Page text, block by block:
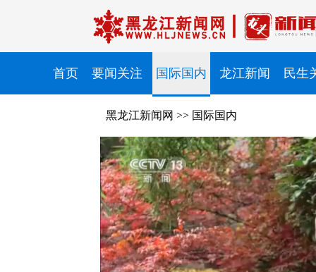
首页 要闻关注 国际国内 龙江新闻 民生
黑龙江新闻网 >> 国际国内